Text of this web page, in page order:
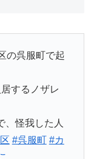
の呉服町で起
するノザレ
、怪我した人
#呉服町 #カ